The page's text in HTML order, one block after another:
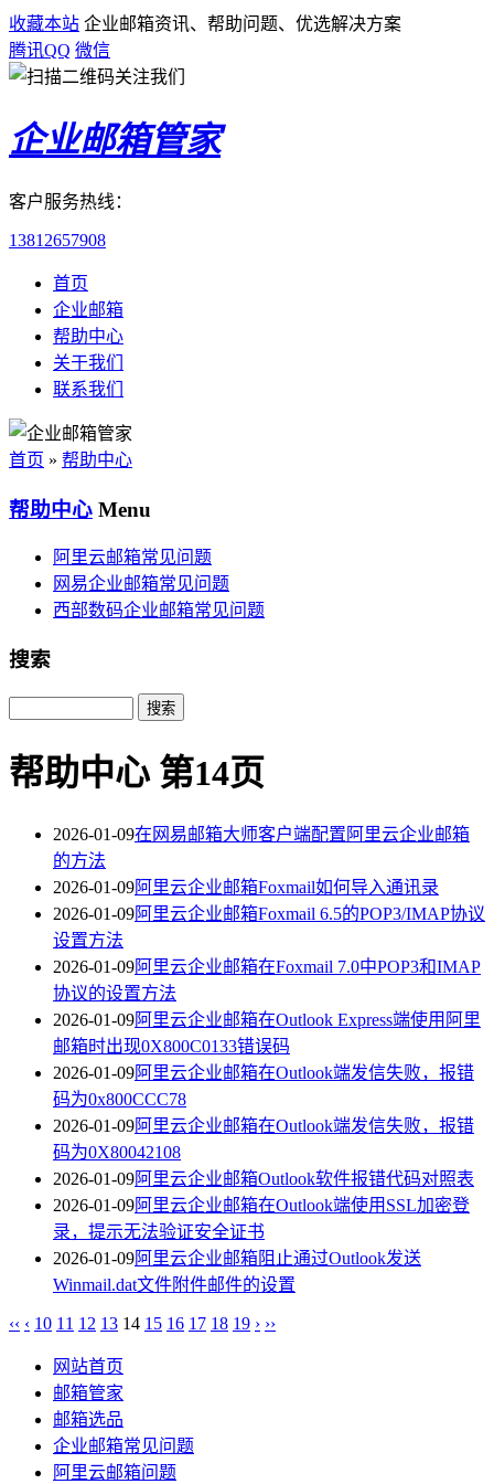
收藏本站 企业邮箱资讯、帮助问题、优选解决方案
腾讯QQ 微信
企业邮箱管家
客户服务热线：
13812657908
首页
企业邮箱
帮助中心
关于我们
联系我们
首页 » 帮助中心
帮助中心 Menu
阿里云邮箱常见问题
网易企业邮箱常见问题
西部数码企业邮箱常见问题
搜索
Search
帮助中心 第14页
2026-01-09在网易邮箱大师客户端配置阿里云企业邮箱
的方法
2026-01-09阿里云企业邮箱Foxmail如何导入通讯录
2026-01-09阿里云企业邮箱Foxmail 6.5的POP3/IMAP协议
设置方法
2026-01-09阿里云企业邮箱在Foxmail 7.0中POP3和IMAP
协议的设置方法
2026-01-09阿里云企业邮箱在Outlook Express端使用阿里
邮箱时出现0X800C0133错误码
2026-01-09阿里云企业邮箱在Outlook端发信失败，报错
码为0x800CCC78
2026-01-09阿里云企业邮箱在Outlook端发信失败，报错
码为0X80042108
2026-01-09阿里云企业邮箱Outlook软件报错代码对照表
2026-01-09阿里云企业邮箱在Outlook端使用SSL加密登
录，提示无法验证安全证书
2026-01-09阿里云企业邮箱阻止通过Outlook发送
Winmail.dat文件附件邮件的设置
‹‹ ‹ 10 11 12 13 14 15 16 17 18 19 › ››
网站首页
邮箱管家
邮箱选品
企业邮箱常见问题
阿里云邮箱问题